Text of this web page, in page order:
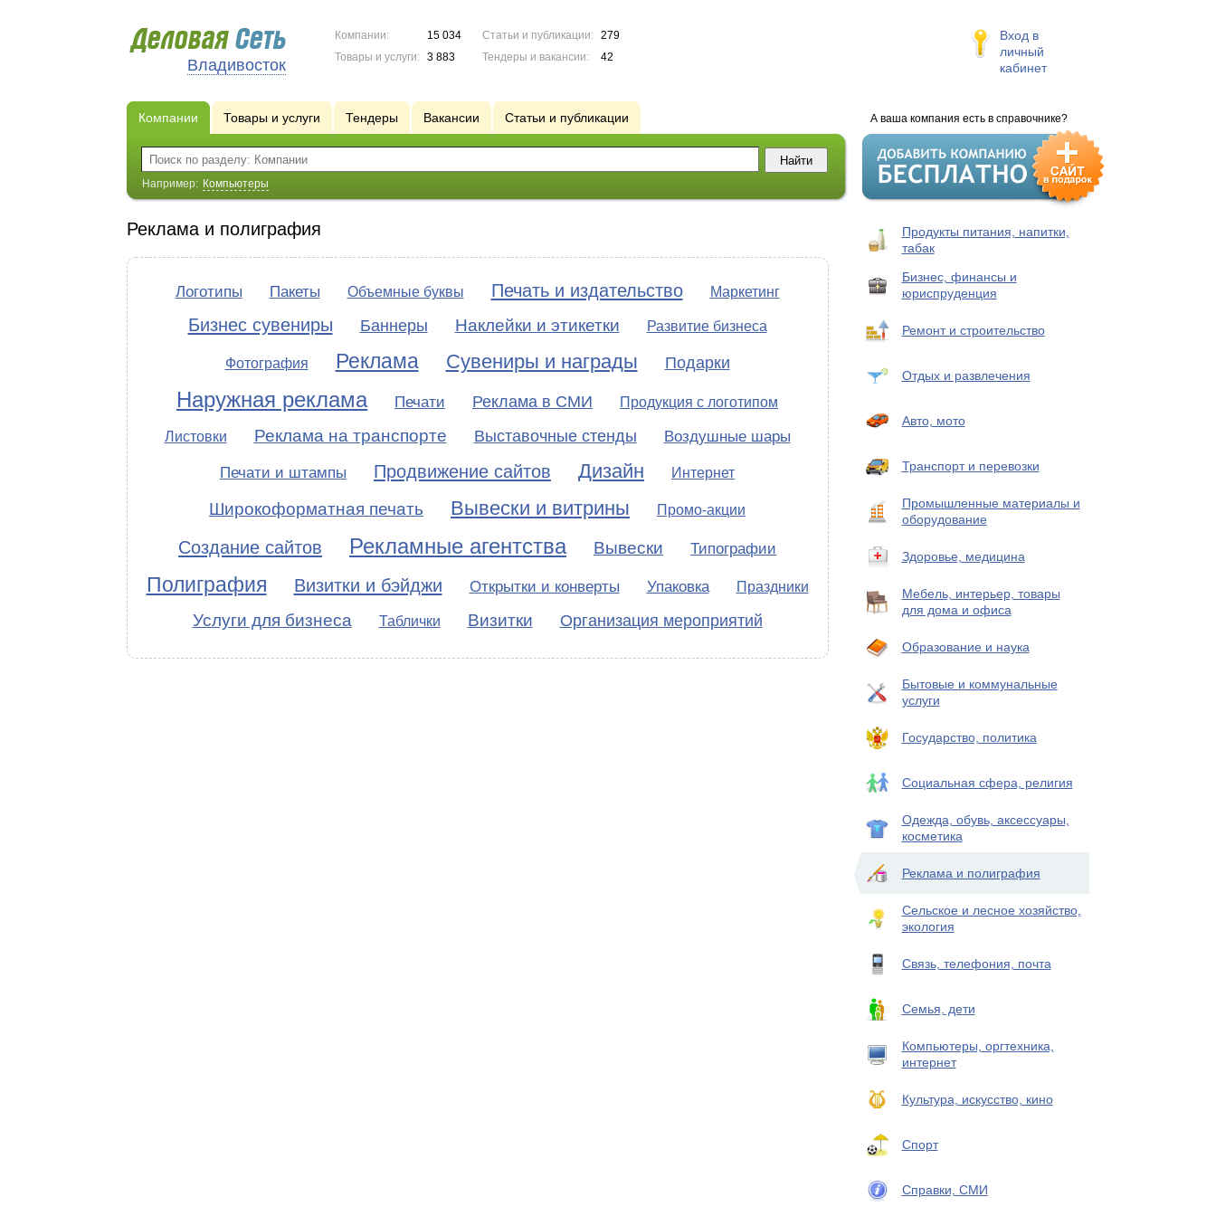
Владивосток
Компании:
15 034
Товары и услуги:
3 883
Статьи и публикации:
279
Тендеры и вакансии:
42
Вход в
личный
кабинет
А ваша компания есть в справочнике?
Компании Товары и услуги Тендеры Вакансии Статьи и публикации
Например: Компьютеры
Реклама и полиграфия
Логотипы Пакеты Объемные буквы Печать и издательство Маркетинг
Бизнес сувениры Баннеры Наклейки и этикетки Развитие бизнеса
Фотография Реклама Сувениры и награды Подарки
Наружная реклама Печати Реклама в СМИ Продукция с логотипом
Листовки Реклама на транспорте Выставочные стенды Воздушные шары
Печати и штампы Продвижение сайтов Дизайн Интернет
Широкоформатная печать Вывески и витрины Промо-акции
Создание сайтов Рекламные агентства Вывески Типографии
Полиграфия Визитки и бэйджи Открытки и конверты Упаковка Праздники
Услуги для бизнеса Таблички Визитки Организация мероприятий
Продукты питания, напитки,
табак
Бизнес, финансы и
юриспруденция
Ремонт и строительство
Отдых и развлечения
Авто, мото
Транспорт и перевозки
Промышленные материалы и
оборудование
Здоровье, медицина
Мебель, интерьер, товары
для дома и офиса
Образование и наука
Бытовые и коммунальные
услуги
Государство, политика
Социальная сфера, религия
Одежда, обувь, аксессуары,
косметика
Реклама и полиграфия
Сельское и лесное хозяйство,
экология
Связь, телефония, почта
Семья, дети
Компьютеры, оргтехника,
интернет
Культура, искусство, кино
Спорт
Справки, СМИ